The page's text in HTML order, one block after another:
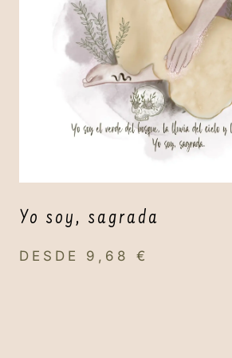
Yo soy, sagrada
DESDE 9,68 €